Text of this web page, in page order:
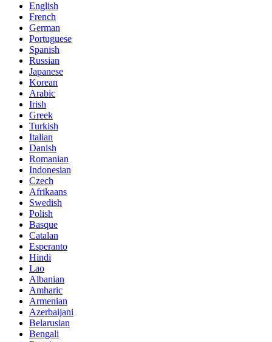
English
French
German
Portuguese
Spanish
Russian
Japanese
Korean
Arabic
Irish
Greek
Turkish
Italian
Danish
Romanian
Indonesian
Czech
Afrikaans
Swedish
Polish
Basque
Catalan
Esperanto
Hindi
Lao
Albanian
Amharic
Armenian
Azerbaijani
Belarusian
Bengali